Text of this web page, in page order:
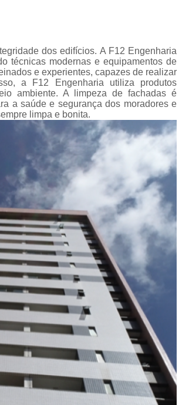
Impermeabilização de Laje de
Impermeabilização Laje de
Impermeabilizante
Impermeabilização de Laje
Impermeabilização
Impermeabilização de Laje com Manta
Impermeabilização de Laje Exposta ao
Impermeabilização Laje
Impermeabilização Laje
Instalação Hidráulica Aparente
Instalação Hidráulica Fachada
Instalação Hidráulica Predial
Instalações
Instalações Hidráulicas Prediais
Instalações Hidrossanitárias Prediais
Instalação de Drywall
Instalação de
Instalação de Drywall Teto
Instalação de Forro Drywall
dos edifícios. A F12 Engenharia
técnicas modernas e equipamentos de
e experientes, capazes de realizar
a F12 Engenharia utiliza produtos
ambiente. A limpeza de fachadas é
a saúde e segurança dos moradores e
limpa e bonita.